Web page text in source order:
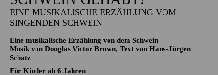
Aalto-Foyer
SCHWEIN GEHABT!
EINE MUSIKALISCHE ERZÄHLUNG VOM
SINGENDEN SCHWEIN
Eine musikalische Erzählung von dem Schwein